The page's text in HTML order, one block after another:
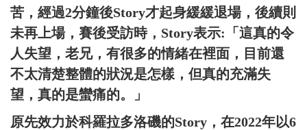
苦，經過2分鐘後Story才起身緩緩退場，後續則
未再上場，賽後受訪時，Story表示:「這真的令
人失望，老兄，有很多的情緒在裡面，目前還
不太清楚整體的狀況是怎樣，但真的充滿失
望，真的是蠻痛的。」
原先效力於科羅拉多洛磯的Story，在2022年以6